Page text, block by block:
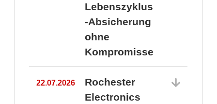
Lebenszyklus
-Absicherung
ohne
Kompromisse
22.07.2026
Rochester
Electronics